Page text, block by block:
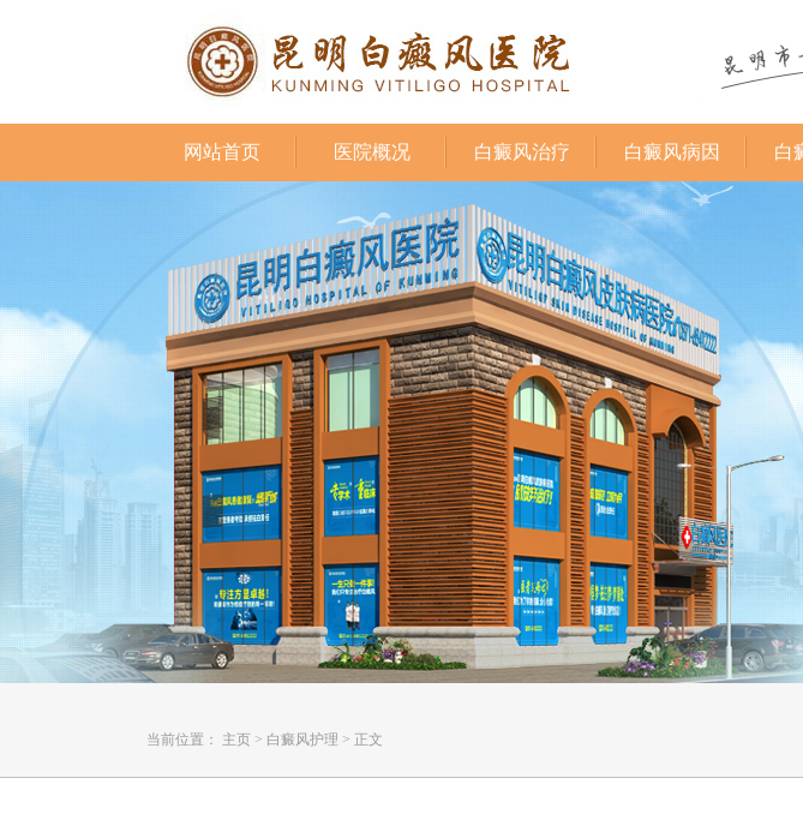
网站首页 医院概况 白癜风治疗 白癜风病因 白
当前位置： 主页 > 白癜风护理 > 正文